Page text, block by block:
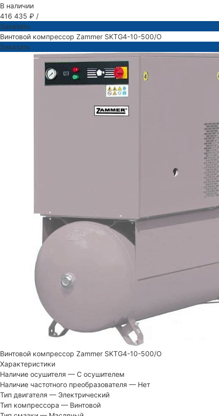
В наличии
416 435 ₽ /
Заказать
Винтовой компрессор Zammer SKTG4-10-500/O
Заказать
Винтовой компрессор Zammer SKTG4-10-500/O
Характеристики
Наличие осушителя — С осушителем
Наличие частотного преобразователя — Нет
Тип двигателя — Электрический
Тип компрессора — Винтовой